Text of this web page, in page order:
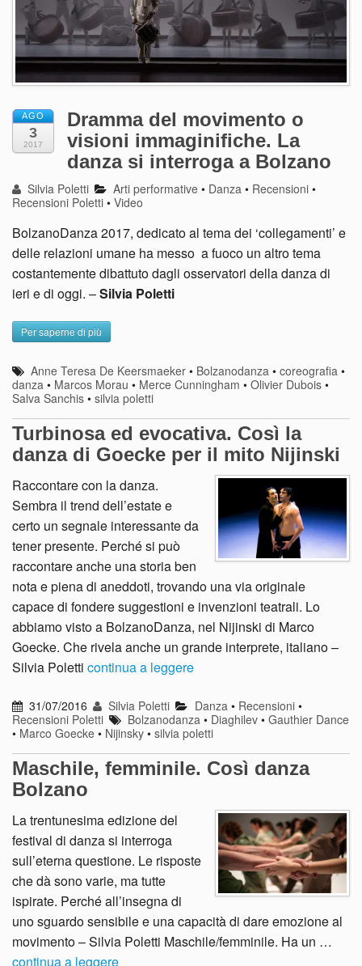
AGO
3
2017
Dramma del movimento o
visioni immaginifiche. La
danza si interroga a Bolzano
Silvia Poletti Arti performative • Danza • Recensioni •
Recensioni Poletti • Video
BolzanoDanza 2017, dedicato al tema dei ‘collegamenti’ e
delle relazioni umane ha messo a fuoco un altro tema
costantemente dibattuto dagli osservatori della danza di
ieri e di oggi. –Silvia Poletti
Per saperne di più
Anne Teresa De Keersmaeker • Bolzanodanza •coreografia •
danza • Marcos Morau • Merce Cunningham • Olivier Dubois •
Salva Sanchis • silvia poletti
Turbinosa ed evocativa. Così la
danza di Goecke per il mito Nijinski
Raccontare con la danza.
Sembra il trend dell’estate e
certo un segnale interessante da
tener presente. Perché si può
raccontare anche una storia ben
nota e piena di aneddoti, trovando una via originale
capace di fondere suggestioni e invenzioni teatrali. Lo
abbiamo visto a BolzanoDanza, nel Nijinski di Marco
Goecke. Che rivela anche un grande interprete, italiano –
Silvia Poletti continua a leggere
31/07/2016 Silvia Poletti Danza • Recensioni•
Recensioni Poletti
Bolzanodanza • Diaghilev •Gauthier Dance
• Marco Goecke • Nijinsky • silvia poletti
Maschile, femminile. Così danza
Bolzano
La trentunesima edizione del
festival di danza si interroga
sull’eterna questione. Le risposte
che dà sono varie, ma tutte
ispirate. Perché all’insegna di
uno sguardo sensibile e una capacità di dare emozione al
movimento – Silvia Poletti Maschile/femminile. Ha un …
continua a leggere